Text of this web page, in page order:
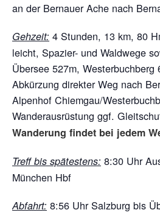
an der Bernauer Ache nach
Gehzeit: 4 Stunden, 13 km, 80
leicht, Spazier- und Waldwege
Übersee 527m, Westerbuchberg
Abkürzung direkter Weg nach
Alpenhof Chiemgau/
Wanderausrüstung ggf.
Wanderung findet bei jedem
Treff bis spätestens: 8:30 Uhr
München Hbf
Abfahrt: 8:56 Uhr Salzburg bis